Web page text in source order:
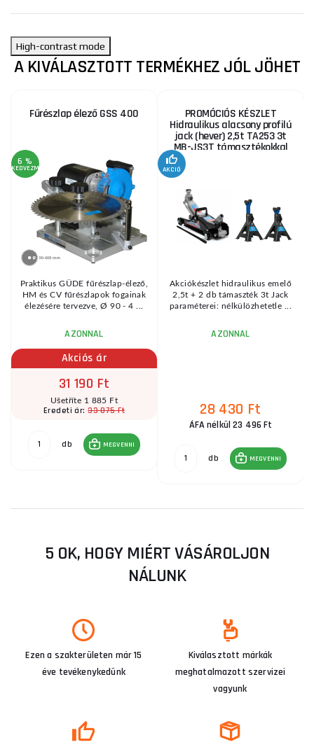
High-contrast mode
A KIVÁLASZTOTT TERMÉKHEZ JÓL JÖHET
Fűrészlap élező GSS 400
6 %
KEDVEZMÉNY
Praktikus GÜDE fűrészlap-élező,
HM és CV fűrészlapok fogainak
élezésére tervezve, Ø 90 - 4 ...
AZONNAL
Akciós ár
31 190 Ft
Ušetříte 1 885 Ft
Eredeti ár:33 075 Ft
db MEGVENNI
PROMÓCIÓS KÉSZLET
Hidraulikus alacsony profilú
jack (hever) 2,5t TA253 3t
MB-JS3T támasztékokkal
AKCIÓ
Akciókészlet hidraulikus emelő
2,5t + 2 db támaszték 3t Jack
paraméterei: nélkülözhetetle ...
AZONNAL
28 430 Ft
ÁFA nélkül 23 496 Ft
db MEGVENNI
5 OK, HOGY MIÉRT VÁSÁROLJON
NÁLUNK
Ezen a szakterületen már 15
éve tevékenykedünk
Kiválasztott márkák
meghatalmazott szervizei
vagyunk